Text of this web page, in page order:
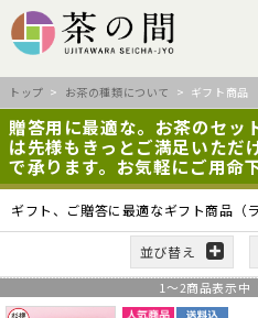
トップ > お茶の種類について > ギフト商品
贈答用に最適な。お茶のセッ
は先様もきっとご満足いただ
で承ります。お気軽にご用命
ギフト、ご贈答に最適なギフト商品（
並び替え
1 ～2商品表示中